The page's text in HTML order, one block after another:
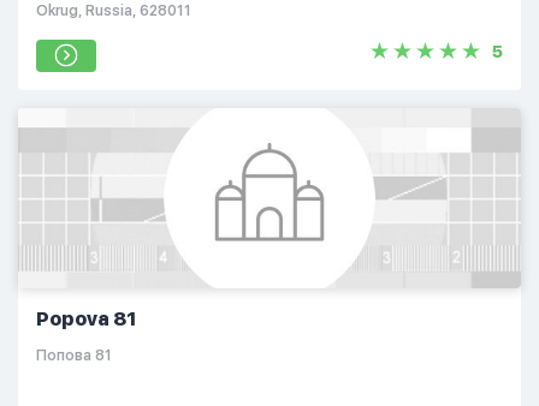
Okrug, Russia, 628011
5
Popova 81
Попова 81